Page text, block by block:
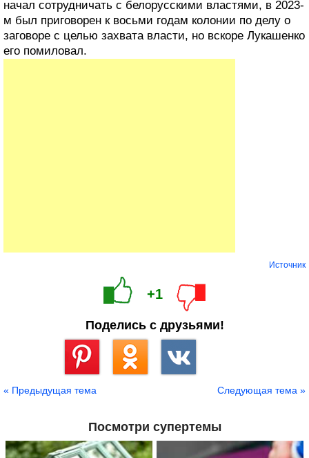
начал сотрудничать с белорусскими властями, в 2023-
м был приговорен к восьми годам колонии по делу о
заговоре с целью захвата власти, но вскоре Лукашенко
его помиловал.
Источник
+1
Поделись с друзьями!
« Предыдущая тема Следующая тема »
Посмотри супертемы